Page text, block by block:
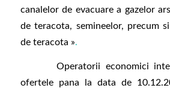
canalelor de evacuare a gazelor
de teracota, semineelor, precum
de teracota ».
Operatorii economici
ofertele pana la data de